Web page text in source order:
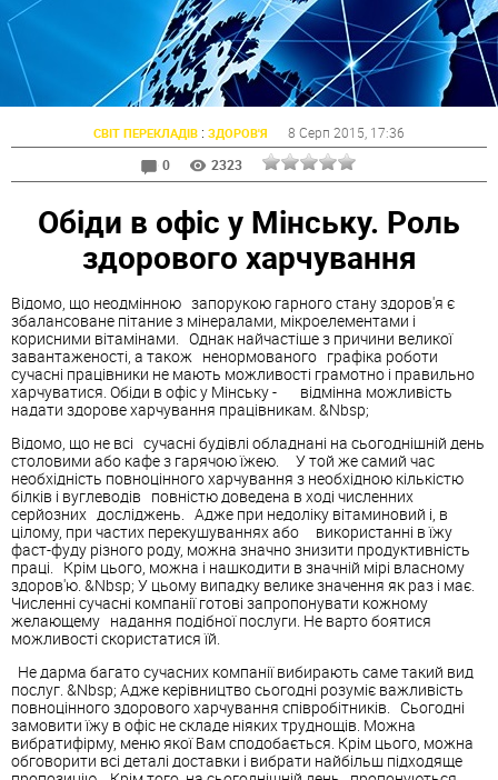
СВІТ ПЕРЕКЛАДІВ : ЗДОРОВ'Я 8 Серп 2015 , 17:36
0
2323
Обіди в офіс у Мінську. Роль
здорового харчування
Відомо, що неодмінною запорукою гарного стану здоров'я є
збалансоване пітание з мінералами, мікроелементами і
корисними вітамінами. Однак найчастіше з причини великої
завантаженості, а також ненормованого графіка роботи
сучасні працівники не мають можливості грамотно і правильно
харчуватися. Обіди в офіс у Мінську - відмінна можливість
надати здорове харчування працівникам. &Nbsp;
Відомо, що не всі сучасні будівлі обладнані на сьогоднішній день
столовими або кафе з гарячою їжею. У той же самий час
необхідність повноцінного харчування з необхідною кількістю
білків і вуглеводів повністю доведена в ході численних
серйозних досліджень. Адже при недоліку вітаминовий і, в
цілому, при частих перекушуваннях або використанні в їжу
фаст-фуду різного роду, можна значно знизити продуктивність
праці. Крім цього, можна і нашкодити в значній мірі власному
здоров'ю. &Nbsp; У цьому випадку велике значення як раз і має.
Численні сучасні компанії готові запропонувати кожному
желающему надання подібної послуги. Не варто боятися
можливості скористатися їй.
Не дарма багато сучасних компанії вибирають саме такий вид
послуг. &Nbsp; Адже керівництво сьогодні розуміє важливість
повноцінного здорового харчування співробітників. Сьогодні
замовити їжу в офіс не складе ніяких труднощів. Можна
вибратифірму, меню якої Вам сподобається. Крім цього, можна
обговорити всі деталі доставки і вибрати найбільш підходяще